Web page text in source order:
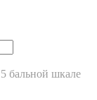
бальной шкале